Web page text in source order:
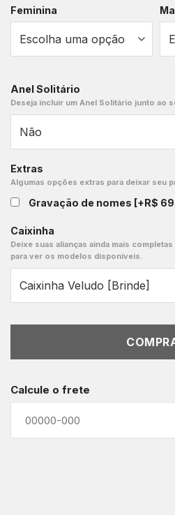
Feminina
Anel Solitário
Deseja incluir um Anel Solitário junto ao
Extras
Algumas opções extras para deixar seu
Gravação de nomes [+R$
Caixinha
Deixe suas alianças ainda mais
para ver os modelos disponíveis.
Calcule o frete